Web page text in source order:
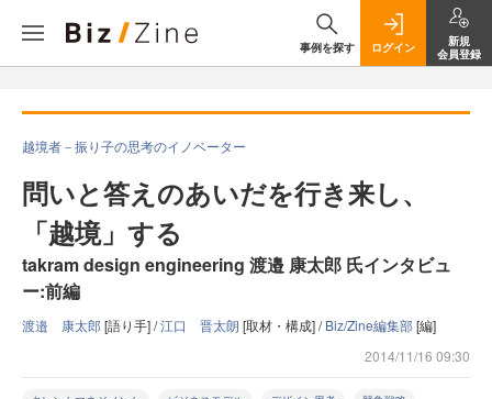
事例を探す ログイン
新規
会員登録
越境者－振り子の思考のイノベーター
問いと答えのあいだを行き来し、
「越境」する
takram design engineering 渡邉 康太郎 氏インタビュ
ー:前編
渡邉 康太郎[語り手] /江口 晋太朗 [取材・構成] /Biz/Zine編集部[編]
2014/11/16 09:30